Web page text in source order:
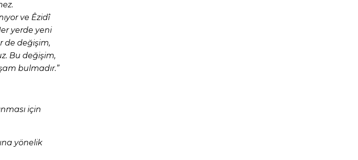
ve Êzidî
yerde yeni
de değişim,
Bu değişim,
bulmadır.”
için
yönelik